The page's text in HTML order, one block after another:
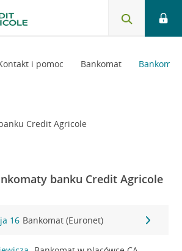
i pomoc Bankomat
Credit Agricole
banku Credit Agricole
16 Bankomat (Euronet)